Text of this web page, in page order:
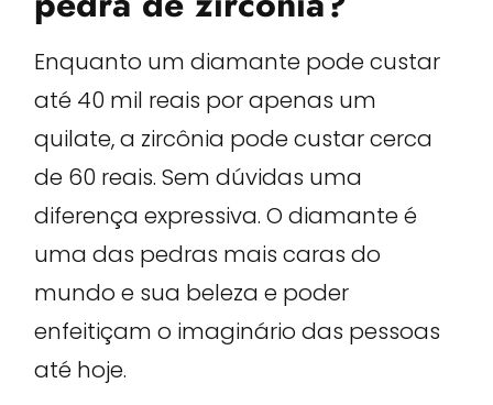
Enquanto um diamante pode custar
até 40 mil reais por apenas um
quilate, a zircônia pode custar cerca
de 60 reais. Sem dúvidas uma
diferença expressiva. O diamante é
uma das pedras mais caras do
mundo e sua beleza e poder
enfeitiçam o imaginário das pessoas
até hoje.